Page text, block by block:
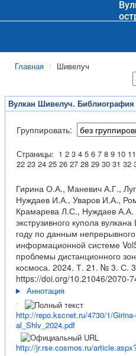
Главная Шивелуч
Вулкан Шивелуч. Библиография
Группировать:
Страницы: 1 2 3 4 5 6 7 8 9 10 11
22 23 24 25 26 27 28 29 30 31 32
Гирина О.А., Маневич А.Г.,
Нуждаев И.А., Уваров И.А.,
Крамарева Л.С., Нуждаев А.А.
экструзивного купола
году по данным
информационной системе
проблемы дистанционного
космоса. 2024. Т. 21. № 3. С.
https://doi.org/10.21046/2070-
Аннотация
http://repo.kscnet.ru/4730/1/
al_Shlv_2024.pdf
http://jr.rse.cosmos.ru/